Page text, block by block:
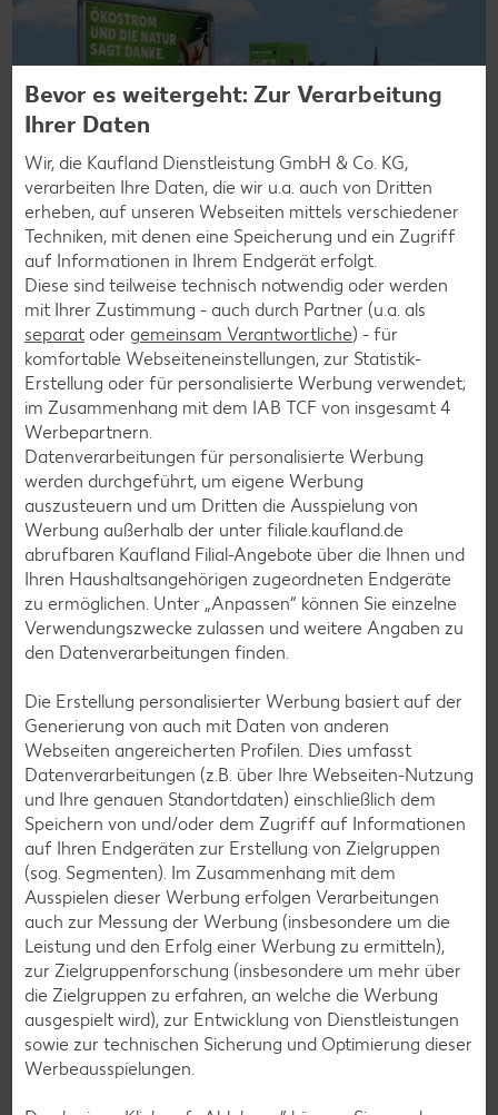
E-Ladestationen
Wir setzen auf nachhaltige E-Mobilität. An unseren Elektro-
Ladestationen deiner Kaufland-Filiale kannst du dein E-
Fahrzeug während unserer Öffnungszeiten aufladen.
Weitere Informationen
Newsletter-Anmeldung
Abonnenten profitieren von vielen Vorteilen wie den besten
Angeboten zum Donnerstag, Wochenende oder
Wochenstart sowie Aktionen und Gewinnspielen.
Zur Anmeldung
Bevor es weitergeht: Zur Verarbeitung
Ihrer Daten
Wir, die Kaufland Dienstleistung GmbH & Co. KG,
verarbeiten Ihre Daten, die wir u.a. auch von Dritten
erheben, auf unseren Webseiten mittels verschiedener
Techniken, mit denen eine Speicherung und ein Zugriff
auf Informationen in Ihrem Endgerät erfolgt.
Diese sind teilweise technisch notwendig oder werden
mit Ihrer Zustimmung - auch durch Partner (u.a. als
separat oder gemeinsam Verantwortliche) - für
komfortable Webseiteneinstellungen, zur Statistik-
Erstellung oder für personalisierte Werbung verwendet;
im Zusammenhang mit dem IAB TCF von insgesamt 4
Werbepartnern.
Datenverarbeitungen für personalisierte Werbung
werden durchgeführt, um eigene Werbung
auszusteuern und um Dritten die Ausspielung von
Werbung außerhalb der unter filiale.kaufland.de
abrufbaren Kaufland Filial-Angebote über die Ihnen und
Ihren Haushaltsangehörigen zugeordneten Endgeräte
zu ermöglichen. Unter „Anpassen“ können Sie einzelne
Verwendungszwecke zulassen und weitere Angaben zu
den Datenverarbeitungen finden.
Die Erstellung personalisierter Werbung basiert auf der
Generierung von auch mit Daten von anderen
Webseiten angereicherten Profilen. Dies umfasst
Datenverarbeitungen (z.B. über Ihre Webseiten-Nutzung
und Ihre genauen Standortdaten) einschließlich dem
Speichern von und/oder dem Zugriff auf Informationen
auf Ihren Endgeräten zur Erstellung von Zielgruppen
(sog. Segmenten). Im Zusammenhang mit dem
Ausspielen dieser Werbung erfolgen Verarbeitungen
auch zur Messung der Werbung (insbesondere um die
Leistung und den Erfolg einer Werbung zu ermitteln),
zur Zielgruppenforschung (insbesondere um mehr über
die Zielgruppen zu erfahren, an welche die Werbung
ausgespielt wird), zur Entwicklung von Dienstleistungen
sowie zur technischen Sicherung und Optimierung dieser
Werbeausspielungen.